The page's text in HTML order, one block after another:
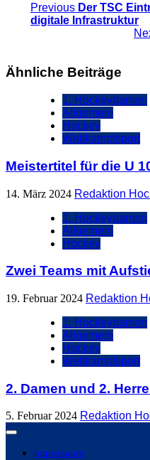
Previous Der TSC
digitale Infrastruktur
Ähnliche Beiträge
1. Hockeydamen
Allgemein
Hockey
Wettkampfsport
Meistertitel für die U
14. März 2024 Redaktion
1. Hockeydamen
Allgemein
Hockey
Zwei Teams mit
19. Februar 2024 Redaktion
1. Hockeydamen
Allgemein
Hockey
Wettkampfsport
2. Damen und 2.
5. Februar 2024 Redaktion
Impressum